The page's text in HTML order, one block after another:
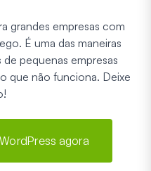
grandes empresas com
É uma das maneiras
pequenas empresas
que não funciona. Deixe
agora